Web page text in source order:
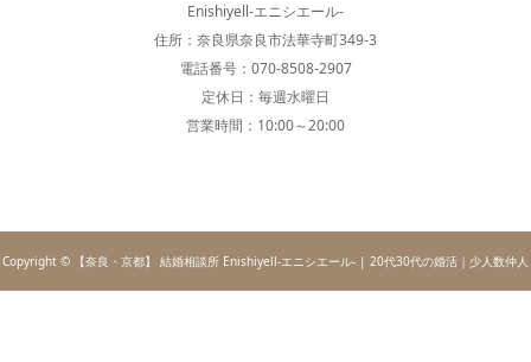
Enishiyell-エニシエール-
住所：奈良県奈良市法華寺町349-3
電話番号：070-8508-2907
定休日：毎週水曜日
営業時間：10:00～20:00
Copyright © 【奈良・京都】 結婚相談所 Enishiyell-エニシエール- | 20代30代の婚活｜少人数仲人